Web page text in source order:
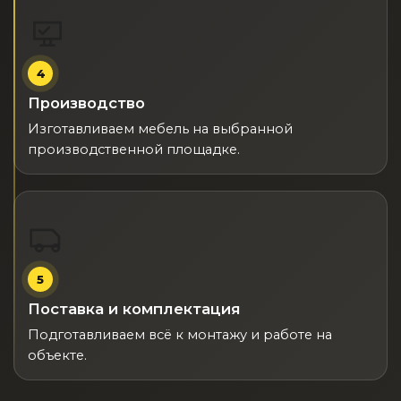
4
Производство
Изготавливаем мебель на выбранной
производственной площадке.
5
Поставка и комплектация
Подготавливаем всё к монтажу и работе на
объекте.